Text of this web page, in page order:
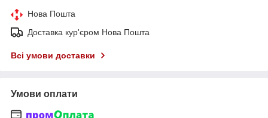
Нова Пошта
Доставка кур'єром Нова Пошта
Всі умови доставки
Умови оплати